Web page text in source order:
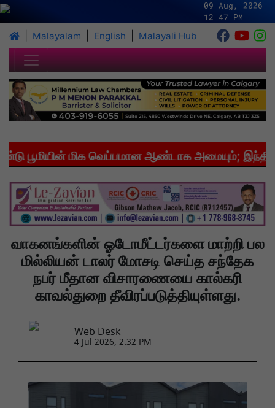
09 Aug, 2026
12:47 PM
Malayalam English Malayali Hub
மிக வெப்பமான ஆண்டாக அமையும்;
வாகனங்களின் ஓடோமீட்டர்களை மாற்றி பல
மில்லியன் டாலர் மோசடி செய்த சந்தேக
நபர் மீதான விசாரணையை கால்கரி
காவல்துறை தீவிரப்படுத்தியுள்ளது.
Web Desk
4 Jul 2026, 2:32 PM